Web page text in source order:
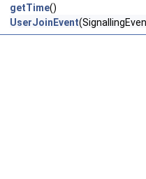
getTime()
UserJoinEvent